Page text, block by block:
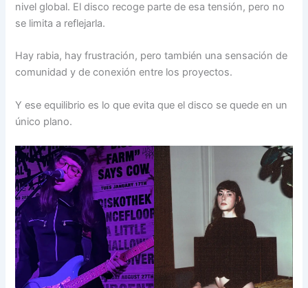
nivel global. El disco recoge parte de esa tensión, pero no
se limita a reflejarla.
Hay rabia, hay frustración, pero también una sensación de
comunidad y de conexión entre los proyectos.
Y ese equilibrio es lo que evita que el disco se quede en un
único plano.